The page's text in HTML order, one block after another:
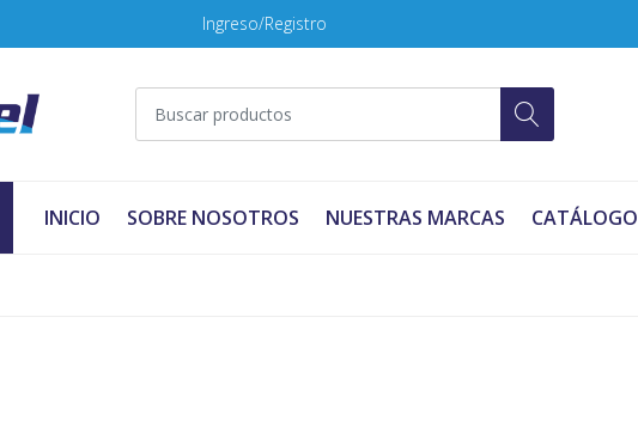
Ingreso/Registro
INICIO SOBRE NOSOTROS NUESTRAS MARCAS CATÁLOGO